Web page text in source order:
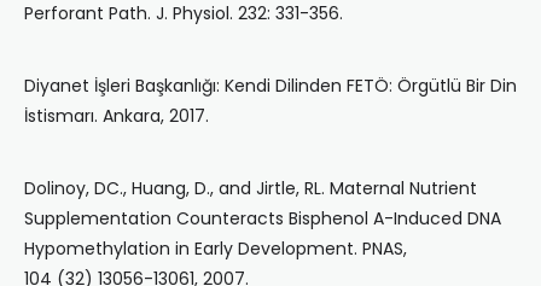
Perforant Path. J. Physiol. 232: 331-356.
Diyanet İşleri Başkanlığı: Kendi Dilinden FETÖ: Örgütlü Bir Din
İstismarı. Ankara, 2017.
Dolinoy, DC., Huang, D., and Jirtle, RL. Maternal Nutrient
Supplementation Counteracts Bisphenol A-Induced DNA
Hypomethylation in Early Development. PNAS,
104 (32) 13056-13061, 2007.